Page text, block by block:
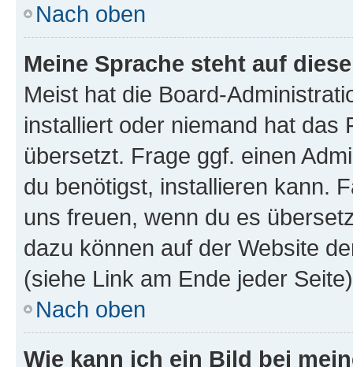
Nach oben
Meine Sprache steht auf
Meist hat die Board-
installiert oder niemand hat das
übersetzt. Frage ggf. einen
du benötigst, installieren kann.
uns freuen, wenn du es
dazu können auf der Website
(siehe Link am Ende jeder
Nach oben
Wie kann ich ein Bild bei